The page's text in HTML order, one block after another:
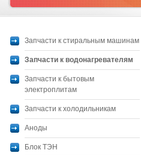
Запчасти к стиральным машинам
Запчасти к водонагревателям
Запчасти к бытовым
электроплитам
Запчасти к холодильникам
Аноды
Блок ТЭН